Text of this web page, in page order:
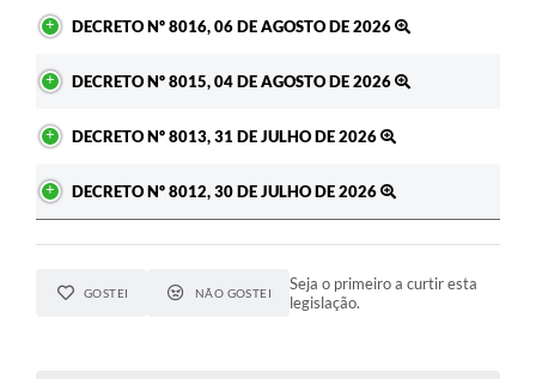
DECRETO Nº 8016, 06 DE AGOSTO DE 2026
DECRETO Nº 8015, 04 DE AGOSTO DE 2026
DECRETO Nº 8013, 31 DE JULHO DE 2026
DECRETO Nº 8012, 30 DE JULHO DE 2026
GOSTEI NÃO GOSTEI
Seja o primeiro a curtir esta
legislação.